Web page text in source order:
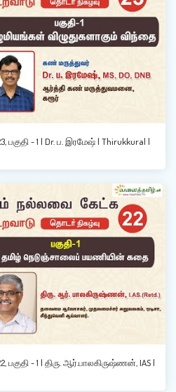
- 1 | Dr. ப. இரமேஷ் | Thirukkural |
- 1 | திரு. ஆர்.பாலகிருஷ்ணன், IAS |